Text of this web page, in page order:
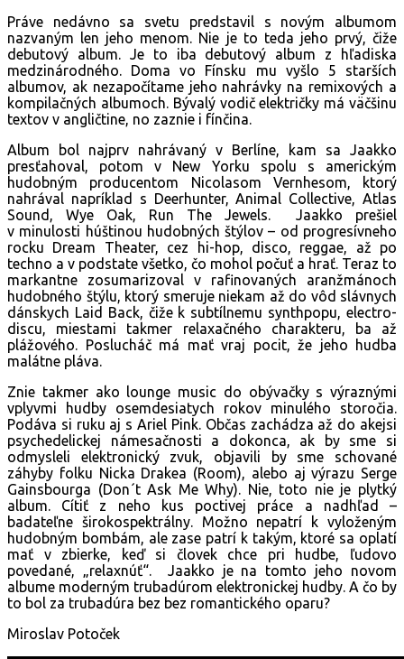
Práve nedávno sa svetu predstavil s novým albumom
nazvaným len jeho menom. Nie je to teda jeho prvý, čiže
debutový album. Je to iba debutový album z hľadiska
medzinárodného. Doma vo Fínsku mu vyšlo 5 starších
albumov, ak nezapočítame jeho nahrávky na remixových a
kompilačných albumoch. Bývalý vodič električky má väčšinu
textov v angličtine, no zaznie i fínčina.
Album bol najprv nahrávaný v Berlíne, kam sa Jaakko
presťahoval, potom v New Yorku spolu s americkým
hudobným producentom Nicolasom Vernhesom, ktorý
nahrával napríklad s Deerhunter, Animal Collective, Atlas
Sound, Wye Oak, Run The Jewels. Jaakko prešiel
v minulosti húštinou hudobných štýlov – od progresívneho
rocku Dream Theater, cez hi-hop, disco, reggae, až po
techno a v podstate všetko, čo mohol počuť a hrať. Teraz to
markantne zosumarizoval v rafinovaných aranžmánoch
hudobného štýlu, ktorý smeruje niekam až do vôd slávnych
dánskych Laid Back, čiže k subtílnemu synthpopu, electro-
discu, miestami takmer relaxačného charakteru, ba až
plážového. Poslucháč má mať vraj pocit, že jeho hudba
malátne pláva.
Znie takmer ako lounge music do obývačky s výraznými
vplyvmi hudby osemdesiatych rokov minulého storočia.
Podáva si ruku aj s Ariel Pink. Občas zachádza až do akejsi
psychedelickej námesačnosti a dokonca, ak by sme si
odmysleli elektronický zvuk, objavili by sme schované
záhyby folku Nicka Drakea (Room), alebo aj výrazu Serge
Gainsbourga (Don´t Ask Me Why). Nie, toto nie je plytký
album. Cítiť z neho kus poctivej práce a nadhľad –
badateľne širokospektrálny. Možno nepatrí k vyloženým
hudobným bombám, ale zase patrí k takým, ktoré sa oplatí
mať v zbierke, keď si človek chce pri hudbe, ľudovo
povedané, „relaxnúť“. Jaakko je na tomto jeho novom
albume moderným trubadúrom elektronickej hudby. A čo by
to bol za trubadúra bez bez romantického oparu?
Miroslav Potoček